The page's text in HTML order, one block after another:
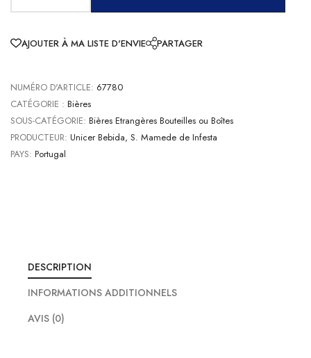
AJOUTER À MA LISTE D'ENVIE PARTAGER
NUMÉRO D'ARTICLE: 67780
CATÉGORIE : Bières
SOUS-CATÉGORIE: Bières Etrangères Bouteilles ou Boîtes
PRODUCTEUR: Unicer Bebida, S. Mamede de Infesta
PAYS: Portugal
DESCRIPTION
INFORMATIONS ADDITIONNELS
AVIS (0)